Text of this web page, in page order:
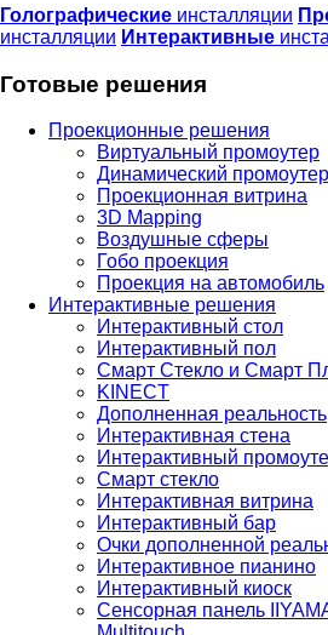
Голографические инсталляции
инсталляции Интерактивные
Готовые решения
Проекционные решения
Виртуальный промоутер
Динамический промоутер
Проекционная витрина
3D Mapping
Воздушные сферы
Гобо проекция
Проекция на автомобиль
Интерактивные решения
Интерактивный стол
Интерактивный пол
Смарт Стекло и Смарт
KINECT
Дополненная реальность
Интерактивная стена
Интерактивный
Смарт стекло
Интерактивная витрина
Интерактивный бар
Очки дополненной
Интерактивное пианино
Интерактивный киоск
Сенсорная панель